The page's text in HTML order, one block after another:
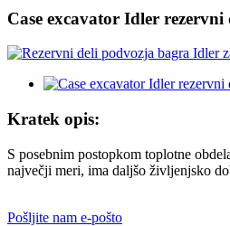
Case excavator Idler
Kratek opis:
S posebnim postopkom toplotne
največji meri, ima daljšo življenjsko
Pošljite nam e-pošto